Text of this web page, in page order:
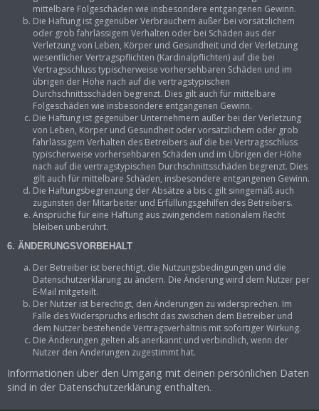
mittelbare Folgeschäden wie insbesondere entgangenen Gewinn.
Die Haftung ist gegenüber Verbrauchern außer bei vorsätzlichem
oder grob fahrlässigem Verhalten oder bei Schäden aus der
Verletzung von Leben, Körper und Gesundheit und der Verletzung
wesentlicher Vertragspflichten (Kardinalpflichten) auf die bei
Vertragsschluss typischerweise vorhersehbaren Schäden und im
übrigen der Höhe nach auf die vertragstypischen
Durchschnittsschäden begrenzt. Dies gilt auch für mittelbare
Folgeschäden wie insbesondere entgangenen Gewinn.
Die Haftung ist gegenüber Unternehmern außer bei der Verletzung
von Leben, Körper und Gesundheit oder vorsätzlichem oder grob
fahrlässigem Verhalten des Betreibers auf die bei Vertragsschluss
typischerweise vorhersehbaren Schäden und im Übrigen der Höhe
nach auf die vertragstypischen Durchschnittsschäden begrenzt. Dies
gilt auch für mittelbare Schäden, insbesondere entgangenen Gewinn.
Die Haftungsbegrenzung der Absätze a bis c gilt sinngemäß auch
zugunsten der Mitarbeiter und Erfüllungsgehilfen des Betreibers.
Ansprüche für eine Haftung aus zwingendem nationalem Recht
bleiben unberührt.
6. ÄNDERUNGSVORBEHALT
Der Betreiber ist berechtigt, die Nutzungsbedingungen und die
Datenschutzerklärung zu ändern. Die Änderung wird dem Nutzer per
E-Mail mitgeteilt.
Der Nutzer ist berechtigt, den Änderungen zu widersprechen. Im
Falle des Widerspruchs erlischt das zwischen dem Betreiber und
dem Nutzer bestehende Vertragsverhältnis mit sofortiger Wirkung.
Die Änderungen gelten als anerkannt und verbindlich, wenn der
Nutzer den Änderungen zugestimmt hat.
Informationen über den Umgang mit deinen persönlichen Daten
sind in der Datenschutzerklärung enthalten.